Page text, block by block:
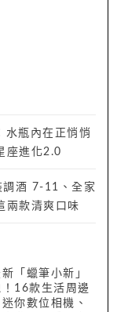
瓶內在正悄悄
座進化2.0
酒 7-11、全家
兩款清爽口味
「蠟筆小新」
16款生活周邊
你數位相機、